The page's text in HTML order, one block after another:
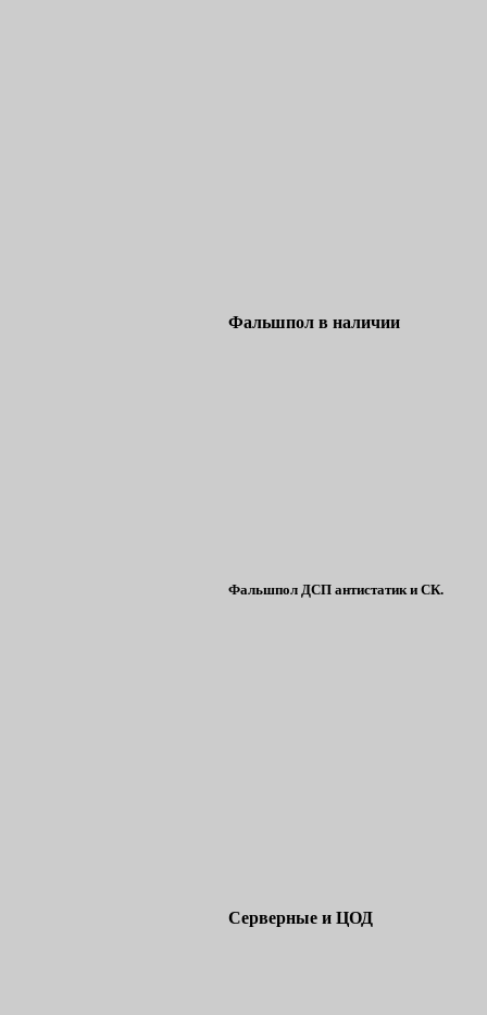
Фальшпол в наличии
Фальшпол ДСП антистатик и СК.
Серверные и ЦОД